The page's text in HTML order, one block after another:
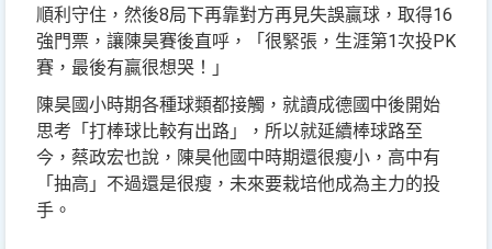
順利守住，然後8局下再靠對方再見失誤贏球，取得16
強門票，讓陳昊賽後直呼，「很緊張，生涯第1次投PK
賽，最後有贏很想哭！」
陳昊國小時期各種球類都接觸，就讀成德國中後開始
思考「打棒球比較有出路」，所以就延續棒球路至
今，蔡政宏也說，陳昊他國中時期還很瘦小，高中有
「抽高」不過還是很瘦，未來要栽培他成為主力的投
手。